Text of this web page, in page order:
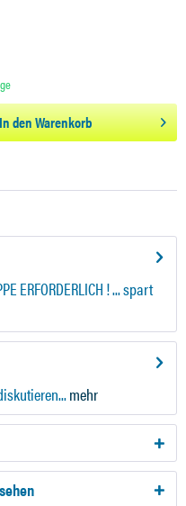
denWarenkorb
ERFORDERLICH ! ... spart
mehr